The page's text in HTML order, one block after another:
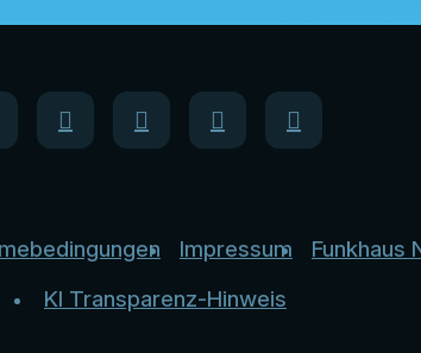
Impressum Funkhaus
KI Transparenz-Hinweis